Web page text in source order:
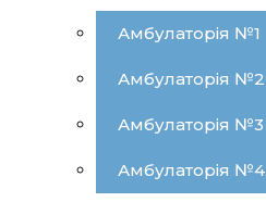
Амбулаторія №1
Амбулаторія №2
Амбулаторія №3
Амбулаторія №4